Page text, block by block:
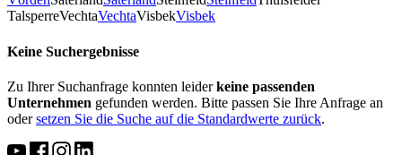
TalsperreVechtaVechtaVisbekVisbek
Keine Suchergebnisse
Zu Ihrer Suchanfrage konnten leiderkeine passenden
Unternehmen gefunden werden. Bitte passen Sie Ihre Anfrage an
odersetzen Sie die Suche auf die Standardwerte zurück.